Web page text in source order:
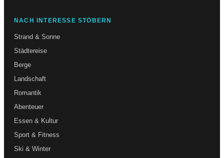
NACH INTERESSE STÖBERN
Strand & Sonne
Städtereise
Berge
Landschaft
Romantik
Abenteuer
Essen & Kultur
Sport & Fitness
Ski & Winter